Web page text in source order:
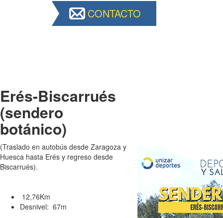
CONTACTO
Erés-Biscarrués
(sendero
botánico)
(Traslado en autobús desde Zaragoza y
Huesca hasta Erés y regreso desde
Biscarrués).
12,76Km
Desnivel: 67m